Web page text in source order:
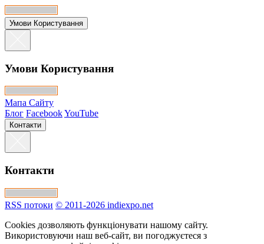
Умови Користування
Умови Користування
Мапа Сайту
Блог FacebookYouTube
Контакти
Контакти
RSS потоки © 2011-2026 indiexpo.net
Cookies дозволяють функціонувати нашому сайту.
Використовуючи наш веб-сайт, ви погоджуєтеся з